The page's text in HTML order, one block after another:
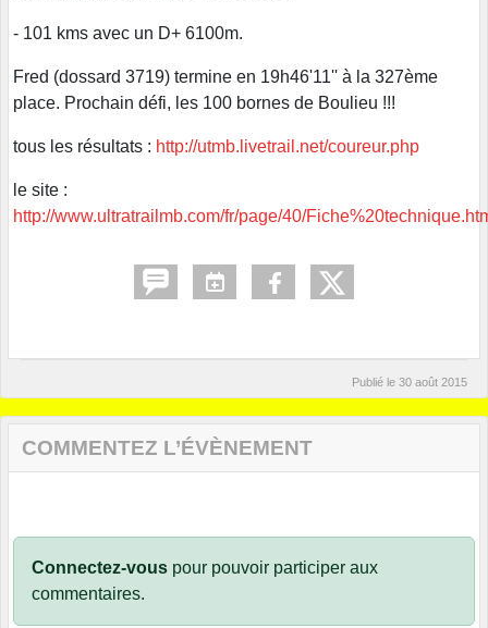
- 101 kms avec un D+ 6100m.
Fred (dossard 3719) termine en 19h46'11'' à la 327ème
place. Prochain défi, les 100 bornes de Boulieu !!!
tous les résultats : http://utmb.livetrail.net/coureur.php
le site :
http://www.ultratrailmb.com/fr/page/40/
Publié le 30 août 2015
COMMENTEZ L’ÉVÈNEMENT
Connectez-vous pour pouvoir participer aux
commentaires.